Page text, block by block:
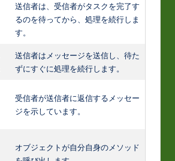
送信者は、受信者がタスクを完了す
るのを待ってから、処理を続行しま
す。
送信者はメッセージを送信し、待た
ずにすぐに処理を続行します。
受信者が送信者に返信するメッセー
ジを示しています。
オブジェクトが自分自身のメソッド